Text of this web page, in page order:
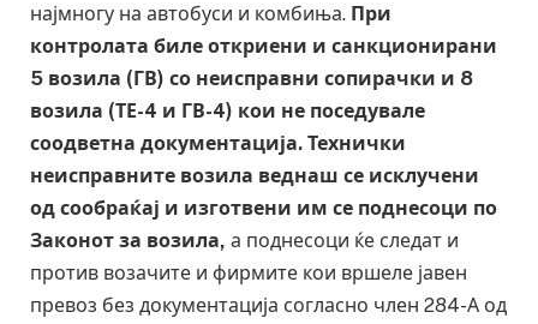
најмногу на автобуси и комбиња. При
контролата биле откриени и санкционирани
5 возила (ГВ) со неисправни сопирачки и 8
возила (ТЕ-4 и ГВ-4) кои не поседувале
соодветна документација. Технички
неисправните возила веднаш се исклучени
од сообраќај и изготвени им се поднесоци по
Законот за возила, а поднесоци ќе следат и
против возачите и фирмите кои вршеле јавен
превоз без документација согласно член 284-А од